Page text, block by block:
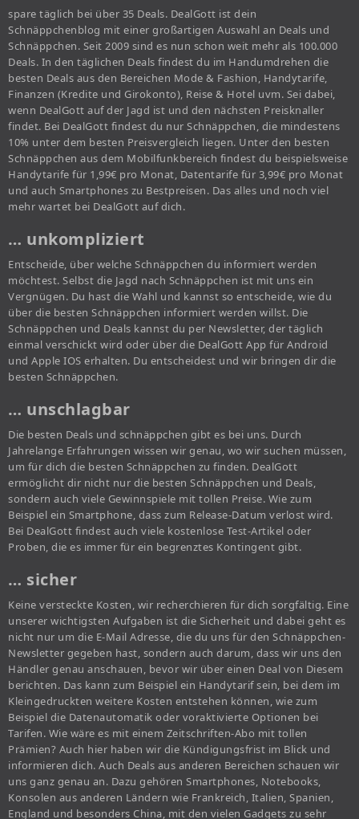
spare täglich bei über 35 Deals. DealGott ist dein
Schnäppchenblog mit einer großartigen Auswahl an Deals und
Schnäppchen. Seit 2009 sind es nun schon weit mehr als 100.000
Deals. In den täglichen Deals findest du im Handumdrehen die
besten Deals aus den Bereichen Mode & Fashion, Handytarife,
Finanzen (Kredite und Girokonto), Reise & Hotel uvm. Sei dabei,
wenn DealGott auf der Jagd ist und den nächsten Preisknaller
findet. Bei DealGott findest du nur Schnäppchen, die mindestens
10% unter dem besten Preisvergleich liegen. Unter den besten
Schnäppchen aus dem Mobilfunkbereich findest du beispielsweise
Handytarife für 1,99€ pro Monat, Datentarife für 3,99€ pro Monat
und auch Smartphones zu Bestpreisen. Das alles und noch viel
mehr wartet bei DealGott auf dich.
… unkompliziert
Entscheide, über welche Schnäppchen du informiert werden
möchtest. Selbst die Jagd nach Schnäppchen ist mit uns ein
Vergnügen. Du hast die Wahl und kannst so entscheide, wie du
über die besten Schnäppchen informiert werden willst. Die
Schnäppchen und Deals kannst du per Newsletter, der täglich
einmal verschickt wird oder über die DealGott App für Android
und Apple IOS erhalten. Du entscheidest und wir bringen dir die
besten Schnäppchen.
… unschlagbar
Die besten Deals und schnäppchen gibt es bei uns. Durch
Jahrelange Erfahrungen wissen wir genau, wo wir suchen müssen,
um für dich die besten Schnäppchen zu finden. DealGott
ermöglicht dir nicht nur die besten Schnäppchen und Deals,
sondern auch viele Gewinnspiele mit tollen Preise. Wie zum
Beispiel ein Smartphone, dass zum Release-Datum verlost wird.
Bei DealGott findest auch viele kostenlose Test-Artikel oder
Proben, die es immer für ein begrenztes Kontingent gibt.
… sicher
Keine versteckte Kosten, wir recherchieren für dich sorgfältig. Eine
unserer wichtigsten Aufgaben ist die Sicherheit und dabei geht es
nicht nur um die E-Mail Adresse, die du uns für den Schnäppchen-
Newsletter gegeben hast, sondern auch darum, dass wir uns den
Händler genau anschauen, bevor wir über einen Deal von Diesem
berichten. Das kann zum Beispiel ein Handytarif sein, bei dem im
Kleingedruckten weitere Kosten entstehen können, wie zum
Beispiel die Datenautomatik oder voraktivierte Optionen bei
Tarifen. Wie wäre es mit einem Zeitschriften-Abo mit tollen
Prämien? Auch hier haben wir die Kündigungsfrist im Blick und
informieren dich. Auch Deals aus anderen Bereichen schauen wir
uns ganz genau an. Dazu gehören Smartphones, Notebooks,
Konsolen aus anderen Ländern wie Frankreich, Italien, Spanien,
England und besonders China, mit den vielen Gadgets zu sehr